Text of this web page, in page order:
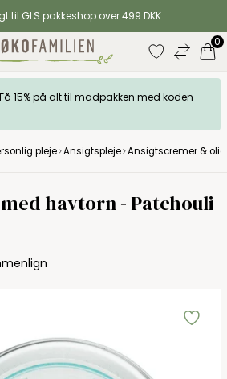
til GLS pakkeshop over 499 DKK
0
Få 15% på alt til madpakken med koden
pleje Ansigtspleje Ansigtscremer &
havtorn - Patchouli